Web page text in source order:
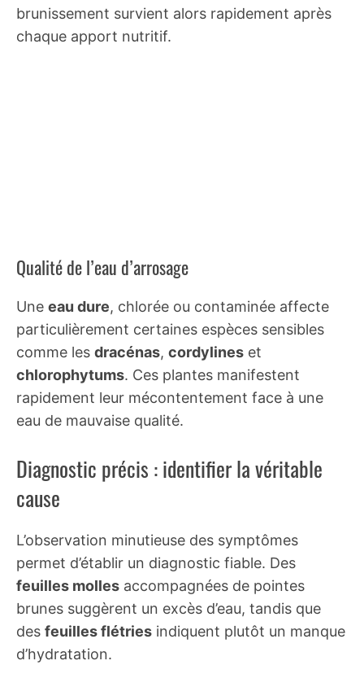
brunissement survient alors rapidement après
chaque apport nutritif.
Qualité de l’eau d’arrosage
Une eau dure, chlorée ou contaminée affecte
particulièrement certaines espèces sensibles
comme les dracénas, cordylines et
chlorophytums. Ces plantes manifestent
rapidement leur mécontentement face à une
eau de mauvaise qualité.
Diagnostic précis : identifier la véritable
cause
L’observation minutieuse des symptômes
permet d’établir un diagnostic fiable. Des
feuilles molles accompagnées de pointes
brunes suggèrent un excès d’eau, tandis que
des feuilles flétries indiquent plutôt un manque
d’hydratation.